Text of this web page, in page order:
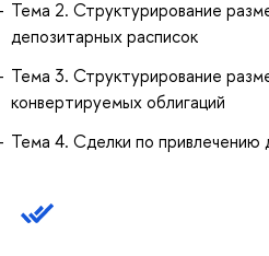
Тема 2. Структурирование
депозитарных расписок
Тема 3. Структурирование
конвертируемых облигаций
Тема 4. Сделки по привлечению